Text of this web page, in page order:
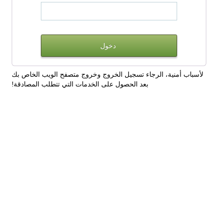
لأسباب أمنية، الرجاء تسجيل الخروج وخروج متصفح الويب الخاص بك
بعد الحصول على الخدمات التي تتطلب المصادقة!